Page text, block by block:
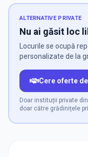
ALTERNATIVE PRIVATE
Nu ai găsit loc
Locurile se ocupă
personalizate de la
Cere oferte
Doar instituții private
doar către grădinițele